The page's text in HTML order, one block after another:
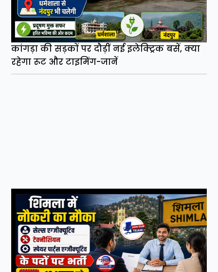
कांगड़ा की सड़कों पर दौड़ीं नई इलेक्ट्रिक बसें, क्या
रहेगा रूट और टाइमिंग-जानें